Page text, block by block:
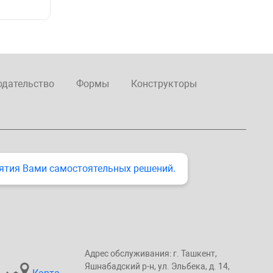
Формы Конструкторы
Вами самостоятельных решений.
Адрес обслуживания: г. Taшкент,
Яшнaбaдский p-н, yл. Эльбeка, д. 14,